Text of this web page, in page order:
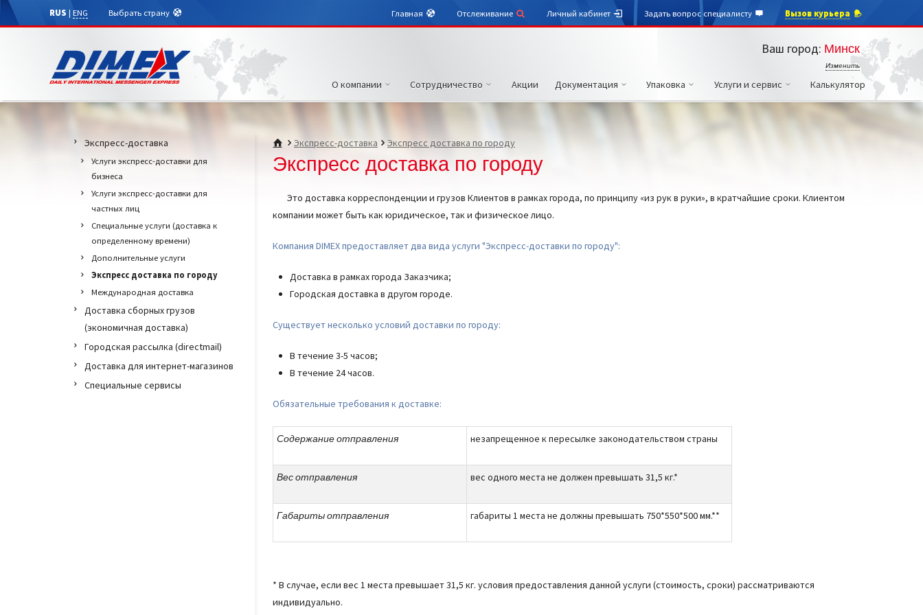
RUS | ENG Выбрать страну Главная Отслеживание Личный кабинет Задать вопрос специалисту Вызов курьера
Ваш город: Минск
Изменить
О компании Сотрудничество Акции Документация Упаковка Услуги и сервис Калькулятор
Экспресс-доставка Экспресс доставка по городу
Экспресс доставка по городу
Это доставка корреспонденции и грузов Клиентов в рамках города, по принципу «из рук в руки», в кратчайшие сроки. Клиентом
компании может быть как юридическое, так и физическое лицо.
Компания DIMEX предоставляет два вида услуги "Экспресс-доставки по городу":
Доставка в рамках города Заказчика;
Городская доставка в другом городе.
Существует несколько условий доставки по городу:
В течение 3-5 часов;
В течение 24 часов.
Обязательные требования к доставке:
Содержание отправления незапрещенное к пересылке законодательством страны
Вес отправления вес одного места не должен превышать 31,5 кг.*
Габариты отправления габариты 1 места не должны превышать 750*550*500 мм.**
* В случае, если вес 1 места превышает 31,5 кг. условия предоставления данной услуги (стоимость, сроки) рассматриваются
индивидуально.
Экспресс-доставка
Услуги экспресс-доставки для
бизнеса
Услуги экспресс-доставки для
частных лиц
Специальные услуги (доставка к
определенному времени)
Дополнительные услуги
Экспресс доставка по городу
Международная доставка
Доставка сборных грузов
(экономичная доставка)
Городская рассылка (directmail)
Доставка для интернет-магазинов
Специальные сервисы